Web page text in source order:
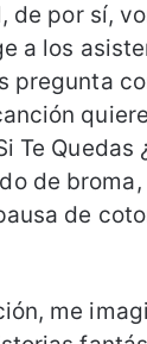
de por sí,
a los
pregunta
Te Quedas
de
de
me